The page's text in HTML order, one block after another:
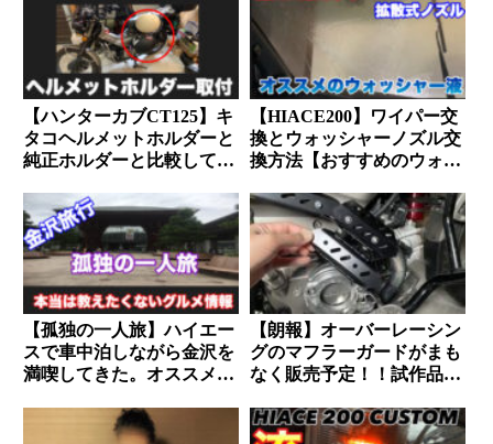
【ハンターカブCT125】キ
タコヘルメットホルダーと
純正ホルダーと比較してみ
【HIACE200】ワイパー交
換とウォッシャーノズル交
換方法【おすすめのウォッ
【孤独の一人旅】ハイエー
スで車中泊しながら金沢を
満喫してきた。オススメの
【朗報】オーバーレーシン
グのマフラーガードがまも
なく販売予定！！試作品を
付けしてみました。